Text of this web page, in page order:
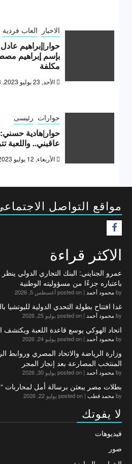
الاخبار العاب فردية
حوار|إبراهيم
بإسم إبراهيم
مكلفة
الأحد, 23 يوليو 2023, 3:48 م
حوارات رئيسى
حوار|هادية حسني:
عاقبني.. واللعبة
الأربعاء, 12 يوليو 2023, 4:08 م
مواقع التواصل
الاكثر قراءة
عمرو الجنايني: البنك التجاري الدولي
باعتباره جزءًا من مسؤوليته الوطنية
by محمود أحمد | posted on أغسطس 5, 2026
غدا افتتاح بطولة التحدي الدولية للبوتشيا
by محمود أحمد | posted on يوليو 25, 2026
اتحاد الهوكي يوسع قاعدة اللعبة
by محمود أحمد | posted on يوليو 24, 2026
وزارة الرياضة والاتحاد المصري وروابط
المنتخب المصارعة بعد إنجاز المجر
by محمود أحمد | posted on يوليو 30, 2026
بطلات مصر يبعثن برسالة أمل لمحاربات
by محمد قطب | posted on يوليو 22, 2026
لا يفوتك
فيديوهات
صور